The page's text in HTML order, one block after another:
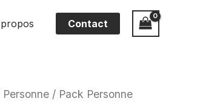
Contact
Personne / Pack Personne